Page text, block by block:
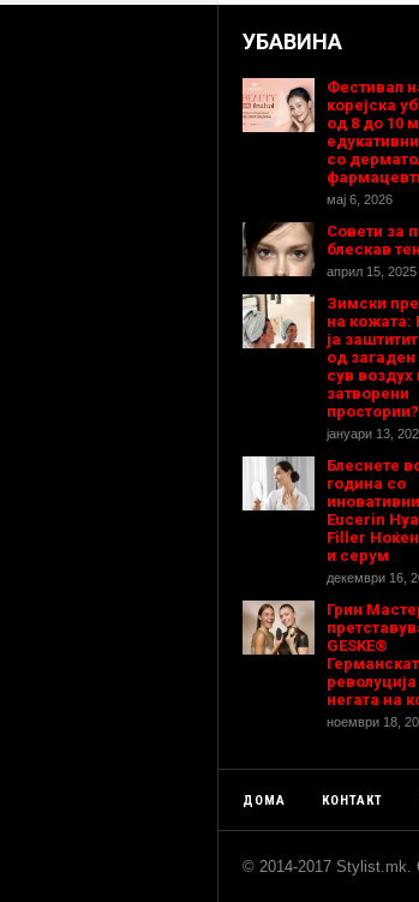
УБАВИНА
Фестивал
корејска
од 8 до 10
со
мај 6, 2026
Совети за
блескав тен
април 15, 2025
Зимски
на кожата:
ја
од загаден
сув воздух
затворени
простории?
јануари 13,
Блеснете
година со
Eucerin
Filler
и серум
декември 16,
Грин
GESKE®
негата на
ноември 18,
ДОМА КОНТАКТ
© 2014-2017 Stylist.mk.